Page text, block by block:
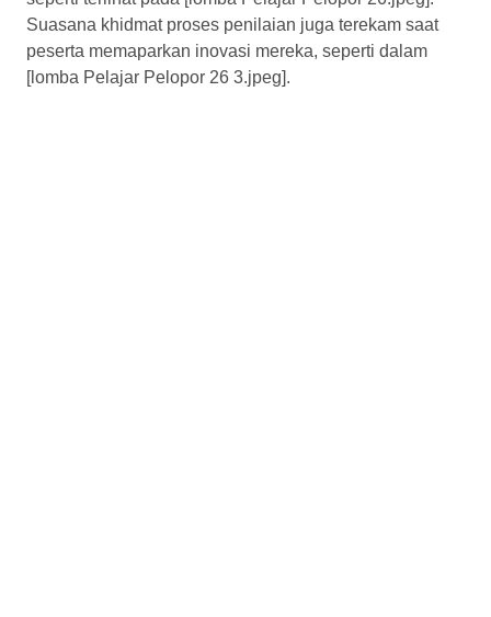
Suasana khidmat proses penilaian juga terekam saat
peserta memaparkan inovasi mereka, seperti dalam
[lomba Pelajar Pelopor 26 3.jpeg].